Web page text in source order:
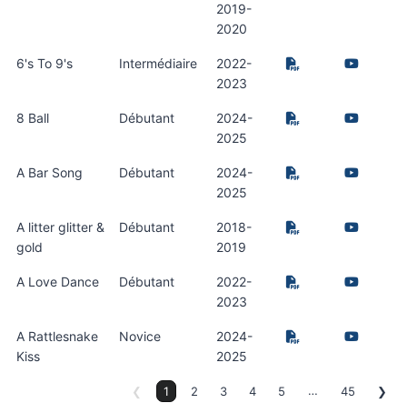
2019-
2020
6's To 9's Intermédiaire
2022-
2023
8 Ball Débutant
2024-
2025
A Bar Song Débutant
2024-
2025
A litter glitter &
gold
Débutant
2018-
2019
A Love Dance Débutant
2022-
2023
A Rattlesnake
Kiss
Novice
2024-
2025
❮ 1 2 3 4 5 … 45 ❯